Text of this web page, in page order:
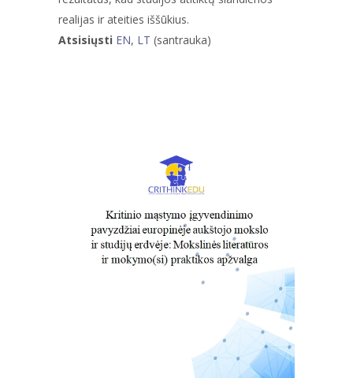
realijas ir ateities iššūkius.
Atsisiųsti EN, LT (santrauka)